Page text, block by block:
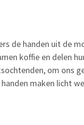
de handen uit de
koffie en delen
om ons
maken licht